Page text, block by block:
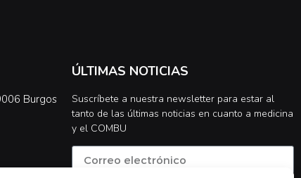
Burgos
ÚLTIMAS NOTICIAS
Suscríbete a nuestra newsletter para estar al
tanto de las últimas noticias en cuanto a medicina
y el COMBU